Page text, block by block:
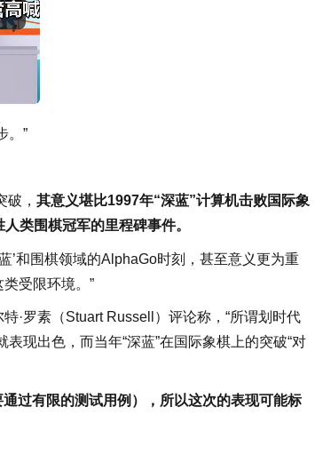
。”
， 其意义堪比1997年“深蓝”计算机击败国际象
类围棋冠军的里程碑事件。
’和围棋领域的AlphaGo时刻，甚至意义更为重
受限环境。”
·罗素（Stuart Russell）评论称，“所谓划时代
现出色，而当年“深蓝”在国际象棋上的突破“对
过有限的测试用例），所以这次的表现可能标